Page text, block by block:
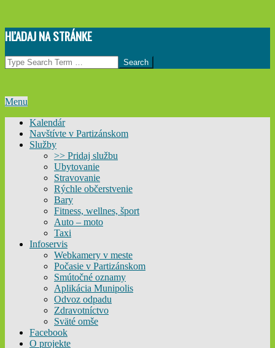
Skip
to
content
HĽADAJ NA STRÁNKE
Search
Primary
Menu
Menu
Kalendár
Navštívte v Partizánskom
Služby
>> Pridaj službu
Ubytovanie
Stravovanie
Rýchle občerstvenie
Bary
Fitness, wellnes, šport
Auto – moto
Taxi
Infoservis
Webkamery v meste
Počasie v Partizánskom
Smútočné oznamy
Aplikácia Munipolis
Odvoz odpadu
Zdravotníctvo
Sväté omše
Facebook
O projekte